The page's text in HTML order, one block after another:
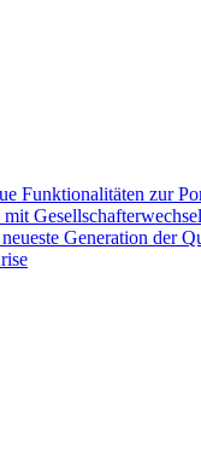
Funktionalitäten zur
Generation der